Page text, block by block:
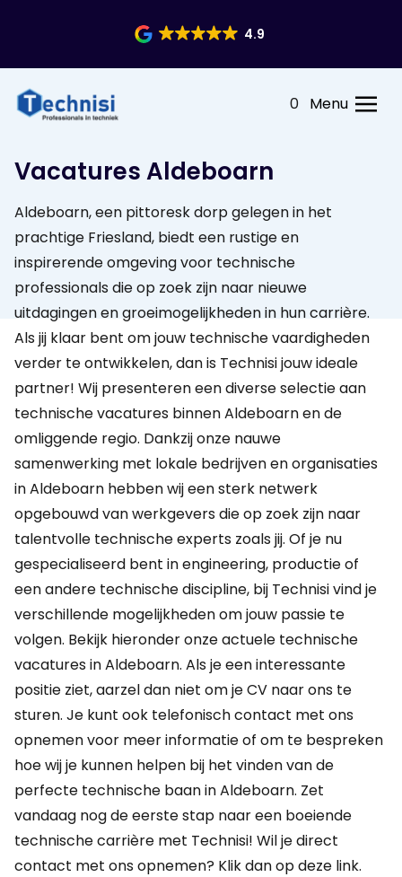
4.9
0 Menu
Vacatures Aldeboarn
Aldeboarn, een pittoresk dorp gelegen in het
prachtige Friesland, biedt een rustige en
inspirerende omgeving voor technische
professionals die op zoek zijn naar nieuwe
uitdagingen en groeimogelijkheden in hun carrière.
Als jij klaar bent om jouw technische vaardigheden
verder te ontwikkelen, dan is Technisi jouw ideale
partner! Wij presenteren een diverse selectie aan
technische vacatures binnen Aldeboarn en de
omliggende regio. Dankzij onze nauwe
samenwerking met lokale bedrijven en organisaties
in Aldeboarn hebben wij een sterk netwerk
opgebouwd van werkgevers die op zoek zijn naar
talentvolle technische experts zoals jij. Of je nu
gespecialiseerd bent in engineering, productie of
een andere technische discipline, bij Technisi vind je
verschillende mogelijkheden om jouw passie te
volgen. Bekijk hieronder onze actuele technische
vacatures in Aldeboarn. Als je een interessante
positie ziet, aarzel dan niet om je CV naar ons te
sturen. Je kunt ook telefonisch contact met ons
opnemen voor meer informatie of om te bespreken
hoe wij je kunnen helpen bij het vinden van de
perfecte technische baan in Aldeboarn. Zet
vandaag nog de eerste stap naar een boeiende
technische carrière met Technisi! Wil je direct
contact met ons opnemen? Klik dan op deze link.